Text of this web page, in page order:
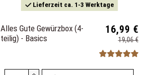
Lieferzeit ca. 1-3 Werktage
Alles Gute Gewürzbox (4-
teilig) - Basics
16,99 €
19,06 €